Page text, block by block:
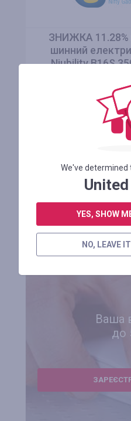
ЗНИЖКА
шинний
Niubility B16S
АВТОРИЗУЙТЕСЯ ДЛЯ
ГРОШІ
Ваша
до
We've determined
YES, SHOW
NO, LEAVE